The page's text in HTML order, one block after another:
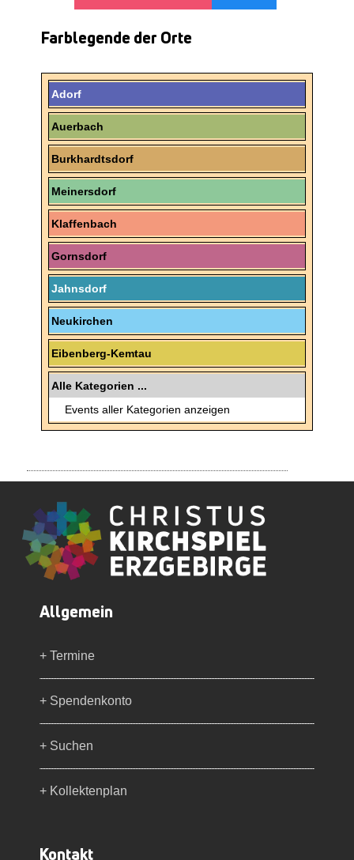
Farblegende der Orte
Adorf
Auerbach
Burkhardtsdorf
Meinersdorf
Klaffenbach
Gornsdorf
Jahnsdorf
Neukirchen
Eibenberg-Kemtau
Alle Kategorien ...
Events aller Kategorien anzeigen
Allgemein
+ Termine
+ Spendenkonto
+ Suchen
+ Kollektenplan
Kontakt